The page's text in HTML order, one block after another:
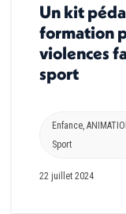
Un kit
formation
violences
sport
Enfance,
Sport
22 juillet 2024